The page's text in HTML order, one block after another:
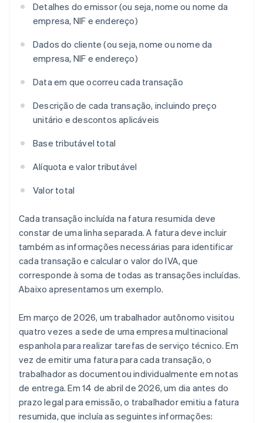
Detalhes do emissor (ou seja, nome ou nome da
empresa, NIF e endereço)
Dados do cliente (ou seja, nome ou nome da
empresa, NIF e endereço)
Data em que ocorreu cada transação
Descrição de cada transação, incluindo preço
unitário e descontos aplicáveis
Base tributável total
Alíquota e valor tributável
Valor total
Cada transação incluída na fatura resumida deve
constar de uma linha separada. A fatura deve incluir
também as informações necessárias para identificar
cada transação e calcular o valor do IVA, que
corresponde à soma de todas as transações incluídas.
Abaixo apresentamos um exemplo.
Em março de 2026, um trabalhador autônomo visitou
quatro vezes a sede de uma empresa multinacional
espanhola para realizar tarefas de serviço técnico. Em
vez de emitir uma fatura para cada transação, o
trabalhador as documentou individualmente em notas
de entrega. Em 14 de abril de 2026, um dia antes do
prazo legal para emissão, o trabalhador emitiu a fatura
resumida, que incluía as seguintes informações: